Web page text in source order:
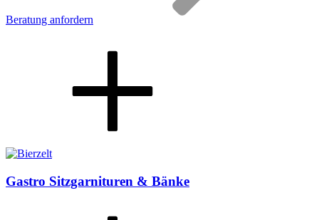
Beratung anfordern
Gastro Sitzgarnituren & Bänke